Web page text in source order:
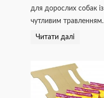
для дорослих собак із
чутливим травленням.
Читати далі